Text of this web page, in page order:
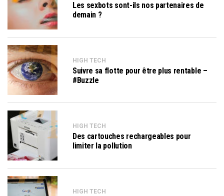
Les sexbots sont-ils nos partenaires de
demain ?
HIGH TECH
Suivre sa flotte pour être plus rentable –
#Buzzle
HIGH TECH
Des cartouches rechargeables pour
limiter la pollution
HIGH TECH